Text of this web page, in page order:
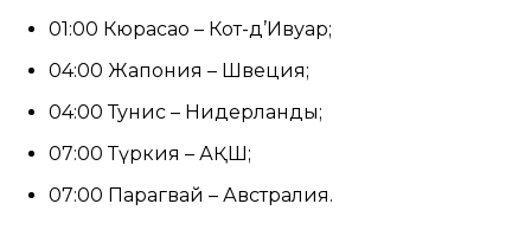
01:00 Кюрасао – Кот-д’Ивуар;
04:00 Жапония – Швеция;
04:00 Тунис – Нидерланды;
07:00 Түркия – АҚШ;
07:00 Парагвай – Австралия.